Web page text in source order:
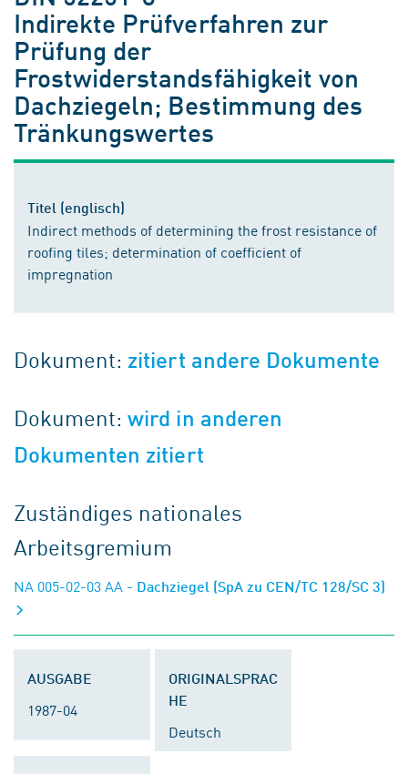
Indirekte Prüfverfahren zur
Prüfung der
Frostwiderstandsfähigkeit von
Dachziegeln; Bestimmung des
Tränkungswertes
Titel (englisch)
Indirect methods of determining the frost resistance of
roofing tiles; determination of coefficient of
impregnation
Dokument: zitiert andere Dokumente
Dokument:wird in anderen
Dokumenten zitiert
Zuständiges nationales
Arbeitsgremium
NA 005-02-03 AA - Dachziegel (SpA zu CEN/TC 128/SC 3)
AUSGABE
1987-04
ORIGINALSPRAC
HE
Deutsch